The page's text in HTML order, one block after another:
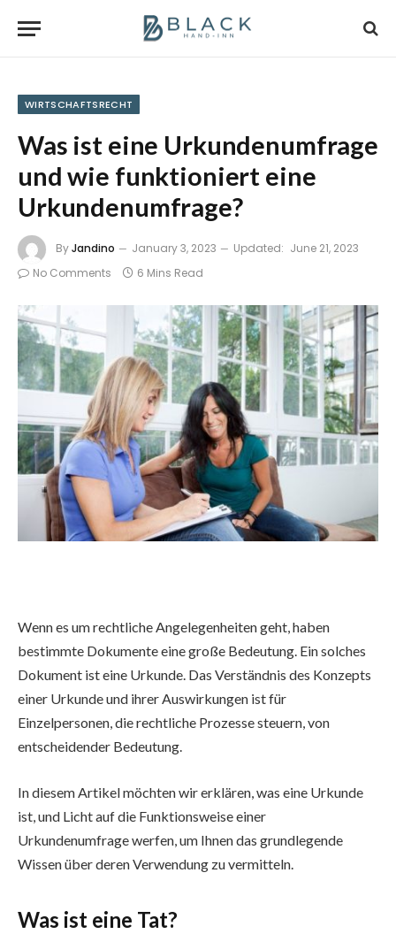
WIRTSCHAFTSRECHT
Was ist eine Urkundenumfrage
und wie funktioniert eine
Urkundenumfrage?
ByJandino January 3, 2023 Updated: June 21, 2023
No Comments
6 Mins Read
Wenn es um rechtliche Angelegenheiten geht, haben
bestimmte Dokumente eine große Bedeutung. Ein solches
Dokument ist eine Urkunde. Das Verständnis des Konzepts
einer Urkunde und ihrer Auswirkungen ist für
Einzelpersonen, die rechtliche Prozesse steuern, von
entscheidender Bedeutung.
In diesem Artikel möchten wir erklären, was eine Urkunde
ist, und Licht auf die Funktionsweise einer
Urkundenumfrage werfen, um Ihnen das grundlegende
Wissen über deren Verwendung zu vermitteln.
Was ist eine Tat?